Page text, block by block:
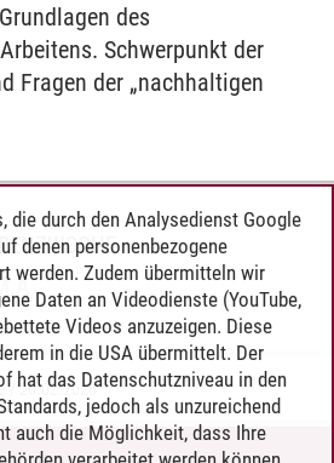
des
Schwerpunkt der
Fragen der „nachhaltigen
/20.02.2026
die durch den Analysedienst Google
denen personenbezogene
werden. Zudem übermitteln wir
Daten an Videodienste (YouTube,
Videos anzuzeigen. Diese
in die USA übermittelt. Der
hat das Datenschutzniveau in den
jedoch als unzureichend
auch die Möglichkeit, dass Ihre